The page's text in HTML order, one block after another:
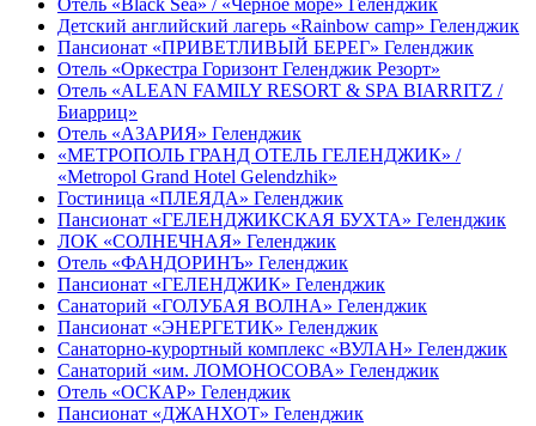
Отель «Black Sea» / «Черное море» Геленджик
Детский английский лагерь «Rainbow camp» Геленджик
Пансионат «ПРИВЕТЛИВЫЙ БЕРЕГ» Геленджик
Отель «Оркестра Горизонт Геленджик Резорт»
Отель «ALEAN FAMILY RESORT & SPA BIARRITZ /
Биарриц»
Отель «АЗАРИЯ» Геленджик
«МЕТРОПОЛЬ ГРАНД ОТЕЛЬ ГЕЛЕНДЖИК» /
«Metropol Grand Hotel Gelendzhik»
Гостиница «ПЛЕЯДА» Геленджик
Пансионат «ГЕЛЕНДЖИКСКАЯ БУХТА» Геленджик
ЛОК «СОЛНЕЧНАЯ» Геленджик
Отель «ФАНДОРИНЪ» Геленджик
Пансионат «ГЕЛЕНДЖИК» Геленджик
Санаторий «ГОЛУБАЯ ВОЛНА» Геленджик
Пансионат «ЭНЕРГЕТИК» Геленджик
Санаторно-курортный комплекс «ВУЛАН» Геленджик
Санаторий «им. ЛОМОНОСОВА» Геленджик
Отель «ОСКАР» Геленджик
Пансионат «ДЖАНХОТ» Геленджик